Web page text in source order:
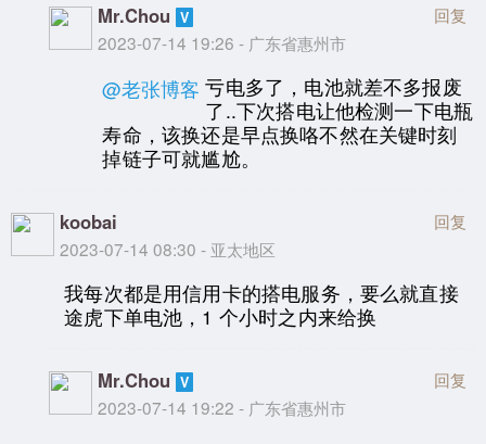
Mr.Chou
2023-07-14 19:26 - 广东省惠州市
回复
@老张博客 亏电多了，电池就差不多报废
了..下次搭电让他检测一下电瓶
寿命，该换还是早点换咯不然在关键时刻
掉链子可就尴尬。
koobai
2023-07-14 08:30 - 亚太地区
回复
我每次都是用信用卡的搭电服务，要么就直接
途虎下单电池，1 个小时之内来给换
Mr.Chou
2023-07-14 19:22 - 广东省惠州市
回复